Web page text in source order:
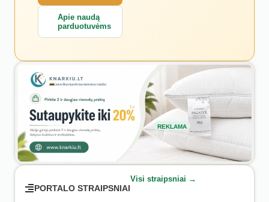
Apie naudą
parduotuvėms
REKLAMA
PORTALO STRAIPSNIAI
Visi straipsniai →